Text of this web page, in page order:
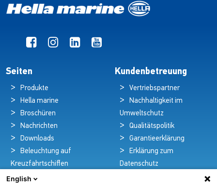
Seiten
Produkte
Hella marine
Broschüren
Nachrichten
Downloads
Beleuchtung auf
Kreuzfahrtschiffen
Kontakt
Kundenbetreuung
Vertriebspartner
Nachhaltigkeit im
Umweltschutz
Qualitätspolitik
Garantieerklärung
Erklärung zum
Datenschutz
English